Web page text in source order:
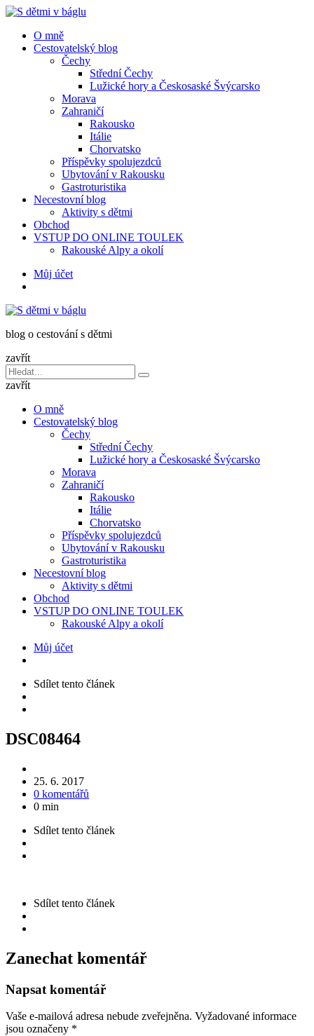
Menu
Menu
O mně
Cestovatelský blog
Čechy
Střední Čechy
Lužické hory a Českosaské Švýcarsko
Morava
Zahraničí
Rakousko
Itálie
Chorvatsko
Příspěvky spolujezdců
Ubytování v Rakousku
Gastroturistika
Necestovní blog
Aktivity s dětmi
Obchod
VSTUP DO ONLINE TOULEK
Rakouské Alpy a okolí
HledatMůj účet
v
blog o cestování s dětmi
zavřít
Vyhledávání
pro:
Hledat
zavřít
O mně
Cestovatelský blog
Čechy
Střední Čechy
Lužické hory a Českosaské Švýcarsko
Morava
Zahraničí
Rakousko
Itálie
Chorvatsko
Příspěvky spolujezdců
Ubytování v Rakousku
Gastroturistika
Necestovní blog
Aktivity s dětmi
Obchod
VSTUP DO ONLINE TOULEK
Rakouské Alpy a okolí
Můj účet
Sdílet tento článek
DSC08464
25. 6. 2017
0 komentářů
0 min
Sdílet tento článek
Sdílet tento článek
Zanechat komentář
Napsat komentář
Vaše e-mailová adresa nebude zveřejněna. Vyžadované informace
jsou označeny *